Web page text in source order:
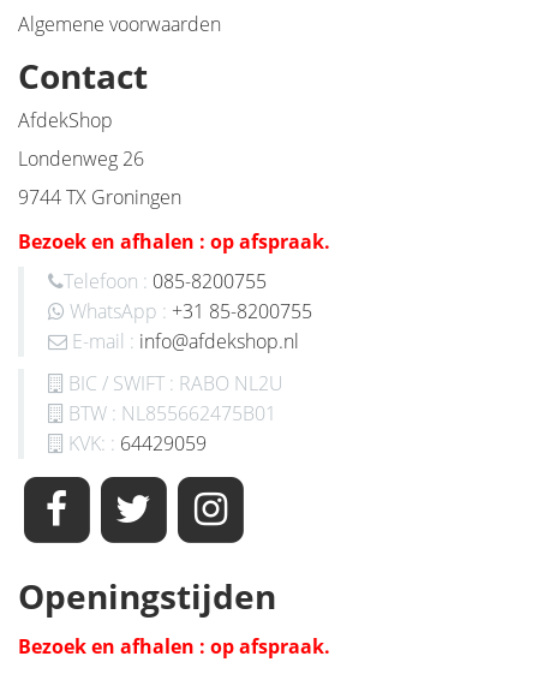
Algemene voorwaarden
Contact
AfdekShop
Londenweg 26
9744 TX Groningen
Bezoek en afhalen : op afspraak.
Telefoon : 085-8200755
WhatsApp : +31 85-8200755
E-mail : info@afdekshop.nl
BIC / SWIFT : RABO NL2U
BTW : NL855662475B01
KVK: : 64429059
Openingstijden
Bezoek en afhalen : op afspraak.